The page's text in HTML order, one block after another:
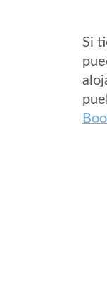
Si